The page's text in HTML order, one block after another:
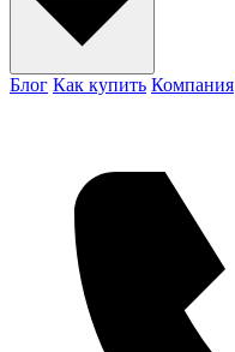
Блог Как купить Компания